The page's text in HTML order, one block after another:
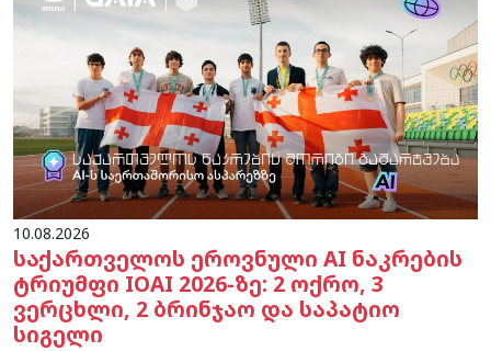
10.08.2026
საქართველოს ეროვნული AI ნაკრების
ტრიუმფი IOAI 2026-ზე: 2 ოქრო, 3
ვერცხლი, 2 ბრინჯაო და საპატიო
სიგელი